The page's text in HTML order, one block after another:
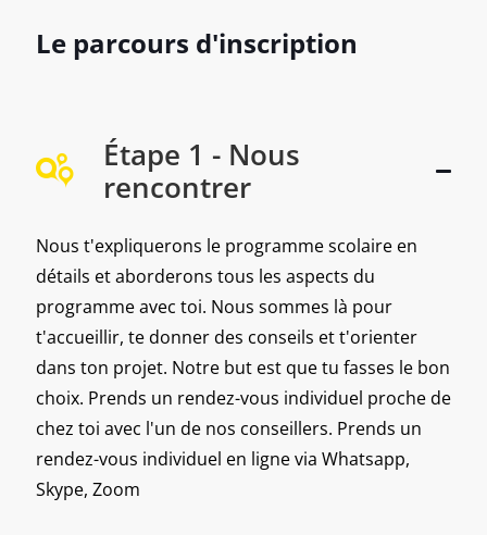
Le parcours d'inscription
Étape 1 - Nous
rencontrer
Nous t'expliquerons le programme scolaire en
détails et aborderons tous les aspects du
programme avec toi. Nous sommes là pour
t'accueillir, te donner des conseils et t'orienter
dans ton projet. Notre but est que tu fasses le bon
choix. Prends un rendez-vous individuel proche de
chez toi avec l'un de nos conseillers. Prends un
rendez-vous individuel en ligne via Whatsapp,
Skype, Zoom